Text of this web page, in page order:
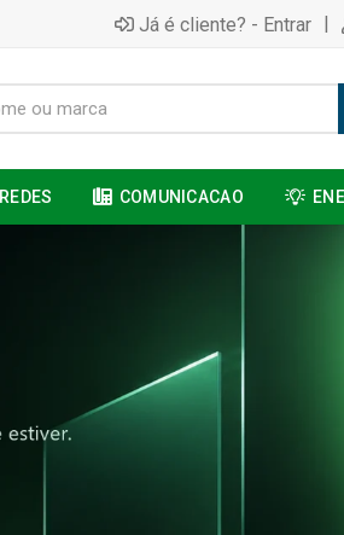
Já é cliente? - Entrar |
REDES COMUNICACAO